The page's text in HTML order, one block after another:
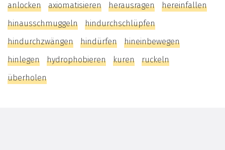
anlocken
axiomatisieren herausragen
hereinfallen
hinausschmuggeln
hindurchschlüpfen
hindurchzwängen
hindürfen
hineinbewegen
hinlegen
hydrophobieren kuren
ruckeln
überholen